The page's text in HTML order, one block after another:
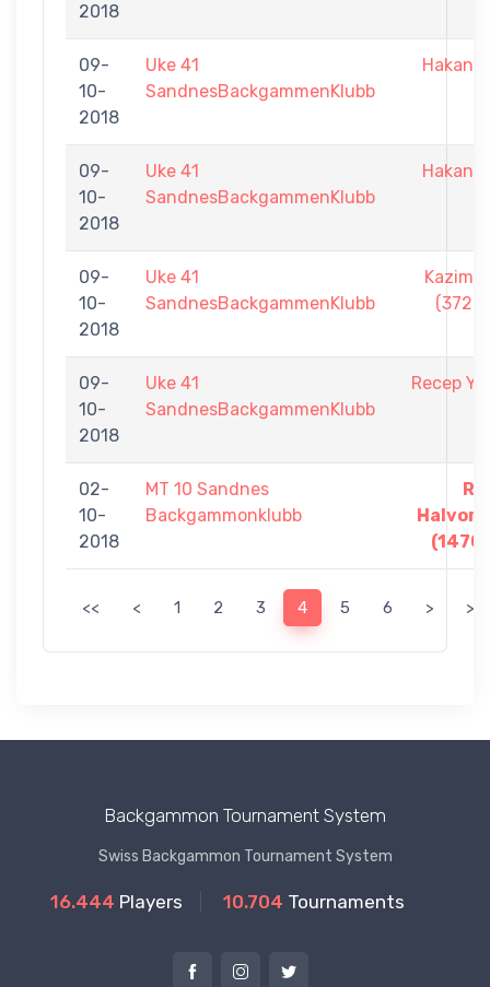
2018
09-
10-
2018
Uke 41
SandnesBackgammenKlubb
Hakan
09-
10-
2018
Uke 41
SandnesBackgammenKlubb
Hakan
09-
10-
2018
Uke 41
SandnesBackgammenKlubb
Kazim
(3726)
09-
10-
2018
Uke 41
SandnesBackgammenKlubb
Recep
02-
10-
2018
MT 10 Sandnes
Backgammonklubb
(1470)
<< < 1 2 3 4 5 6 > >>
Backgammon Tournament System
Swiss Backgammon Tournament System
16.444 Players 10.704 Tournaments